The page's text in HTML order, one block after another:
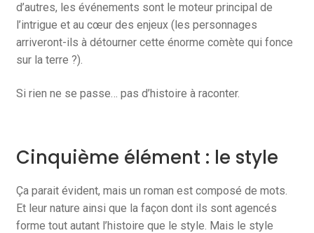
d’autres, les événements sont le moteur principal de
l’intrigue et au cœur des enjeux (les personnages
arriveront-ils à détourner cette énorme comète qui fonce
sur la terre ?).
Si rien ne se passe… pas d’histoire à raconter.
Cinquième élément : le style
Ça parait évident, mais un roman est composé de mots.
Et leur nature ainsi que la façon dont ils sont agencés
forme tout autant l’histoire que le style. Mais le style